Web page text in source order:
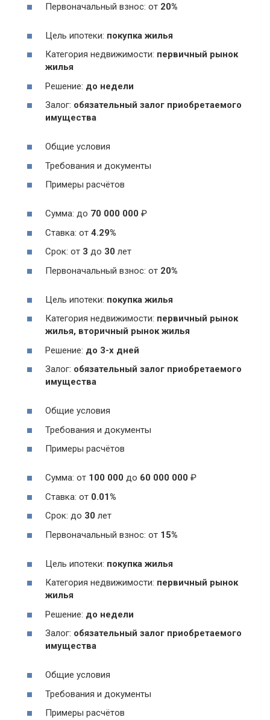
Первоначальный взнос: от 20%
Цель ипотеки: покупка жилья
Категория недвижимости: первичный рынок
жилья
Решение: до недели
Залог: обязательный залог приобретаемого
имущества
Общие условия
Требования и документы
Примеры расчётов
Сумма: до 70 000 000 ₽
Ставка: от 4.29%
Срок: от 3 до 30 лет
Первоначальный взнос: от 20%
Цель ипотеки: покупка жилья
Категория недвижимости: первичный рынок
жилья, вторичный рынок жилья
Решение: до 3-х дней
Залог: обязательный залог приобретаемого
имущества
Общие условия
Требования и документы
Примеры расчётов
Сумма: от 100 000 до 60 000 000 ₽
Ставка: от 0.01%
Срок: до 30 лет
Первоначальный взнос: от 15%
Цель ипотеки: покупка жилья
Категория недвижимости: первичный рынок
жилья
Решение: до недели
Залог: обязательный залог приобретаемого
имущества
Общие условия
Требования и документы
Примеры расчётов